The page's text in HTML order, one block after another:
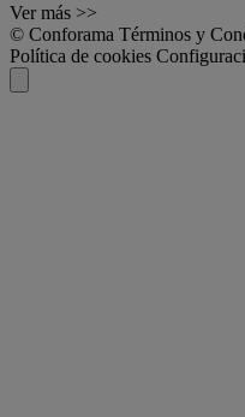
Ver más >>
© Conforama Términos y
Política de cookies